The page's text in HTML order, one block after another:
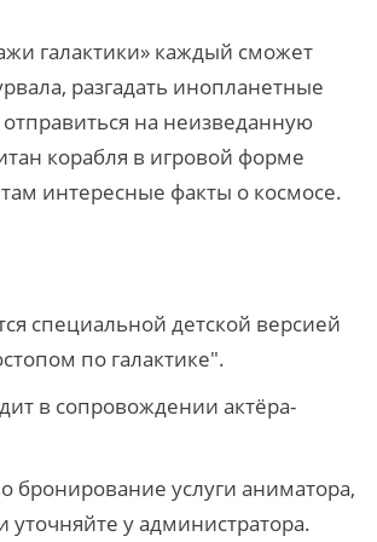
галактики» каждый сможет
разгадать инопланетные
на неизведанную
корабля в игровой форме
интересные факты о космосе.
специальной детской версией
по галактике".
в сопровождении актёра-
бронирование услуги аниматора,
уточняйте у администратора.